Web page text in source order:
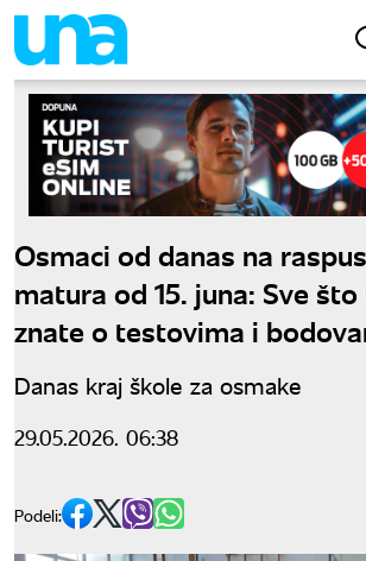
Osmaci od danas na
matura od 15. juna: Sve
znate o testovima i
Danas kraj škole za osmake
29.05.2026. 06:38
Podeli: